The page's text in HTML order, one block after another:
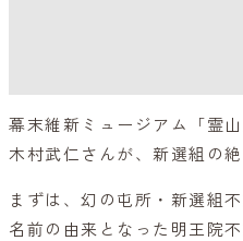
幕末維新ミュージアム「霊
木村武仁さんが、新選組の絶
まずは、幻の屯所・新選組
名前の由来となった明王院不